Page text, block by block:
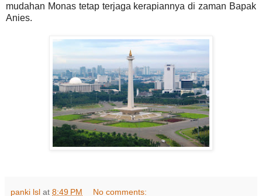
mudahan Monas tetap terjaga kerapiannya di zaman Bapak
Anies.
panki lsl at 8:49 PM No comments: